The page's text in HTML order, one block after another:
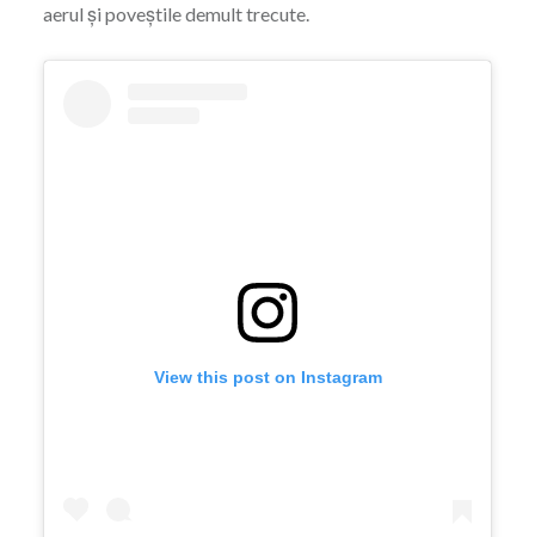
aerul și poveștile demult trecute.
View this post on Instagram